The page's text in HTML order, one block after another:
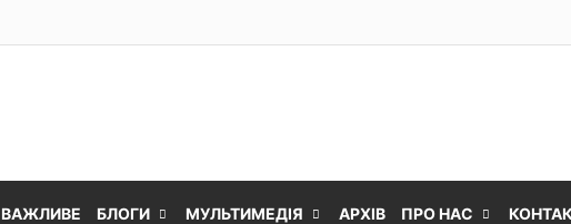
ВАЖЛИВЕ БЛОГИ МУЛЬТИМЕДІЯ АРХІВ ПРО НАС